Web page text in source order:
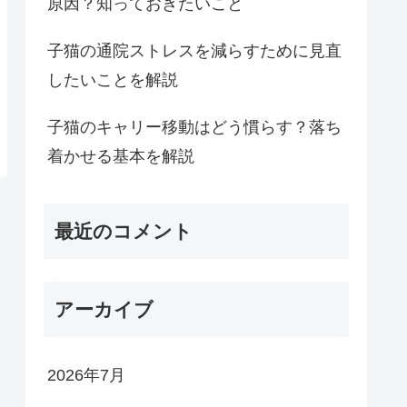
原因？知っておきたいこと
子猫の通院ストレスを減らすために見直
したいことを解説
子猫のキャリー移動はどう慣らす？落ち
着かせる基本を解説
最近のコメント
アーカイブ
2026年7月